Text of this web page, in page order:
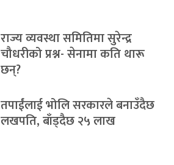
राज्य व्यवस्था समितिमा सुरेन्द्र
चौधरीको प्रश्न- सेनामा कति थारू
छन्?
तपाईंलाई भोलि सरकारले बनाउँदैछ
लखपति, बाँड्दैछ २५ लाख